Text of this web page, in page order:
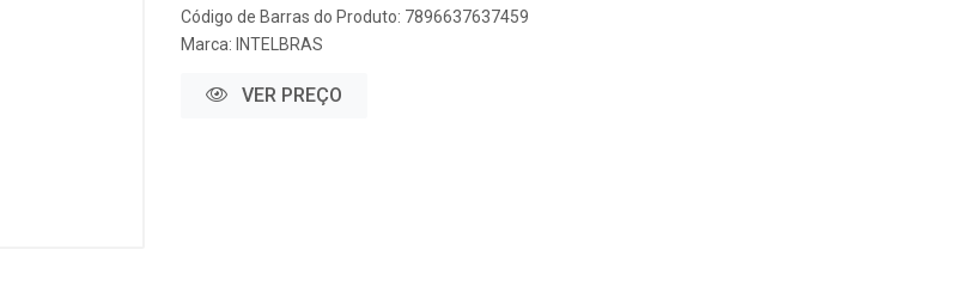
Código de Barras do Produto: 7896637637459
Marca: INTELBRAS
VER PREÇO